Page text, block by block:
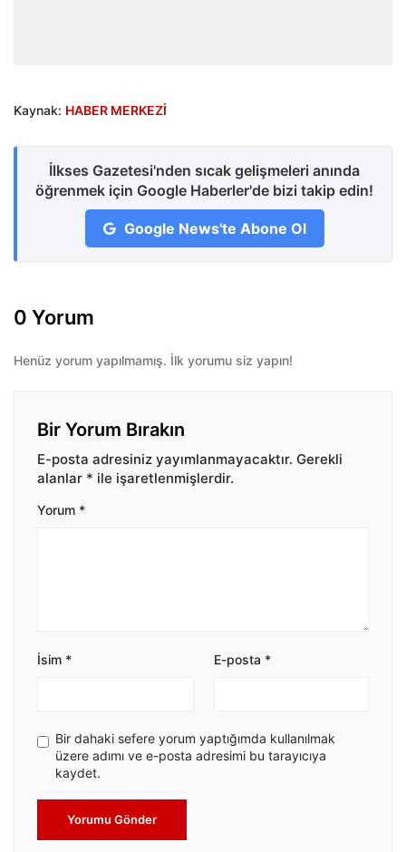
Kaynak: HABER MERKEZİ
İlkses Gazetesi'nden sıcak gelişmeleri anında
öğrenmek için Google Haberler'de bizi takip edin!
Google News'te Abone Ol
0 Yorum
Henüz yorum yapılmamış. İlk yorumu siz yapın!
Bir Yorum Bırakın
E-posta adresiniz yayımlanmayacaktır. Gerekli
alanlar * ile işaretlenmişlerdir.
Yorum *
İsim * E-posta *
Bir dahaki sefere yorum yaptığımda kullanılmak
üzere adımı ve e-posta adresimi bu tarayıcıya
kaydet.
Yorumu Gönder